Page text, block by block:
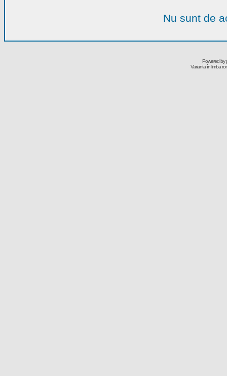
Nu sunt de
Powered by
Varianta în limba